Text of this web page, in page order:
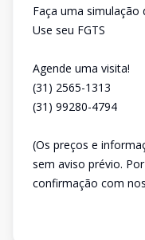
Faça uma simulação
Use seu FGTS
Agende uma visita!
(31) 2565-1313
(31) 99280-4794
(Os preços e
sem aviso prévio.
confirmação com